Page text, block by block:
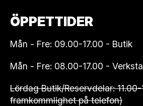
ÖPPETTIDER
Mån - Fre: 09.00-17.00 - Butik
Mån - Fre: 08.00-17.00 -
Lördag Butik/Reservdelar:
framkommlighet på telefon)